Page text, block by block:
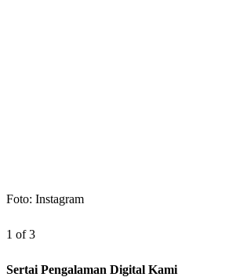
Foto: Instagram
1 of 3
Sertai Pengalaman Digital Kami